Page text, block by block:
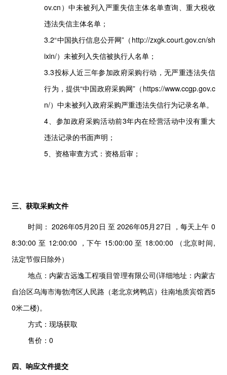
ov.cn）中未被列入严重失信主体名单查询、重大税收
违法失信主体名单；
3.2“中国执行信息公开网”（http://zxgk.court.gov.cn/sh
ixin/）未被列入失信被执行人名单；
3.3投标人近三年参加政府采购行动，无严重违法失信
行为，提供“中国政府采购网”（https://www.ccgp.gov.c
n/）中未被列入政府采购严重违法失信行为记录名单。
4、参加政府采购活动前3年内在经营活动中没有重大
违法记录的书面声明；
5、资格审查方式：资格后审；
三、获取采购文件
时间： 2026年05月20日 至 2026年05月27日 ，每天上午 0
8:30:00至 12:00:00 ，下午 15:00:00至 18:00:00
（北京时间,
法定节假日除外）
地点： 内蒙古远逸工程项目管理有限公司(详细地址：内蒙古
自治区乌海市海勃湾区人民路（老北京烤鸭店）往南地质宾馆西5
0米二楼)。
方式：现场获取
售价：0
四、响应文件提交